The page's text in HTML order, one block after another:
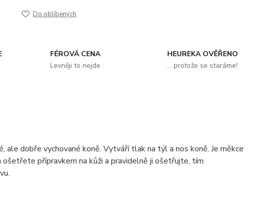
Do oblíbených
FÉROVÁ CENA
Levněji to nejde
HEUREKA OVĚŘENO
... protože se staráme!
ale dobře vychované koně. Vytváří tlak na týl a nos koně. Je měkce
přípravkem na kůži a pravidelně ji ošetřujte, tím